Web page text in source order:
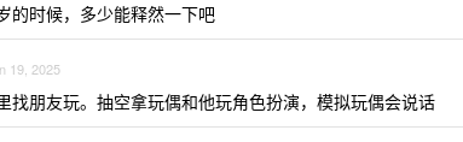
的时候，多少能释然一下吧
19, 2025
找朋友玩。抽空拿玩偶和他玩角色扮演，模拟玩偶会说话